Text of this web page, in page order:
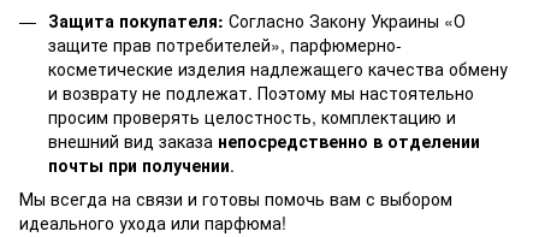
Защита покупателя: Согласно Закону Украины «О
защите прав потребителей», парфюмерно-
косметические изделия надлежащего качества обмену
и возврату не подлежат. Поэтому мы настоятельно
просим проверять целостность, комплектацию и
внешний вид заказа непосредственно в отделении
почты при получении.
Мы всегда на связи и готовы помочь вам с выбором
идеального ухода или парфюма!